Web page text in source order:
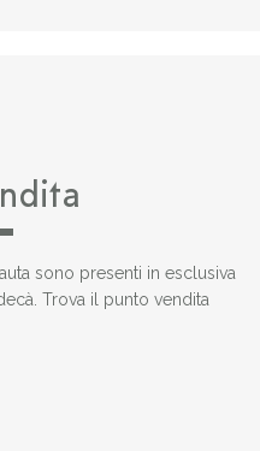
sono presenti in esclusiva
Trova il punto vendita